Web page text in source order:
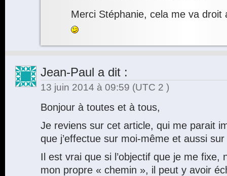
Merci Stéphanie, cela me va droit
Jean-Paul a dit :
13 juin 2014 à 09:59 (UTC 2 )
Bonjour à toutes et à tous,
Je reviens sur cet article, qui me parait
que j’effectue sur moi-même et aussi
Il est vrai que si l’objectif que je me fixe,
mon propre « chemin », il peut y avoir